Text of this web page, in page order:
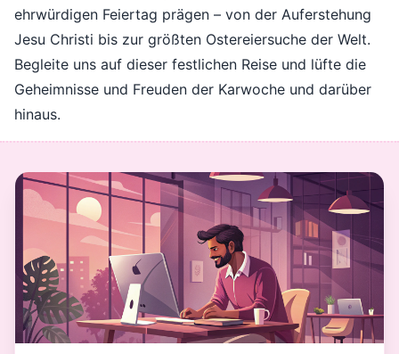
ehrwürdigen Feiertag prägen – von der Auferstehung
Jesu Christi bis zur größten Ostereiersuche der Welt.
Begleite uns auf dieser festlichen Reise und lüfte die
Geheimnisse und Freuden der Karwoche und darüber
hinaus.